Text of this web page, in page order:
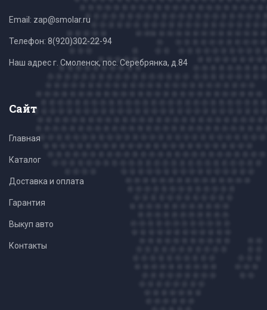
Email: zap@smolar.ru
Телефон: 8(920)302-22-94
Наш адрес г. Смоленск, пос. Серебрянка, д.84
Сайт
Главная
Каталог
Доставка и оплата
Гарантия
Выкуп авто
Контакты